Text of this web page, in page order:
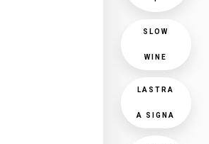
SLOW
WINE
LASTRA
A SIGNA